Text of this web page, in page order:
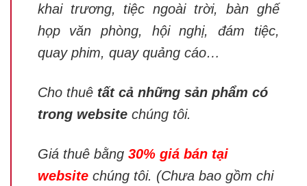
khai trương, tiệc ngoài trời, bàn ghế
họp văn phòng, hội nghị, đám tiệc,
quay phim, quay quảng cáo…
Cho thuê tất cả những sản phẩm có
trong websitechúng tôi.
Giá thuê bằng30% giá bán tại
websitechúng tôi. (Chưa bao gồm chi